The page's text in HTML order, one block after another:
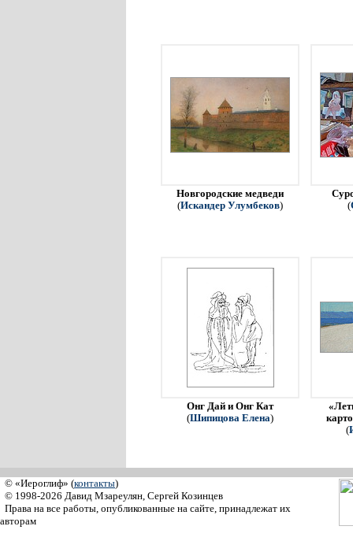
Новгородские медведи
(Искандер Улумбеков)
(
Онг Дай и Онг Кат
(Шипицова Елена)
(
© «Иероглиф» (контакты)
© 1998-2026 Давид Мзареулян, Сергей Козинцев
Права на все работы, опубликованные на сайте, принадлежат их
авторам